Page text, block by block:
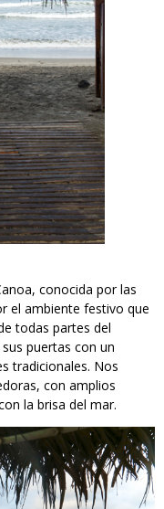
conocida por las
el ambiente festivo que
todas partes del
puertas con un
tradicionales. Nos
con amplios
la brisa del mar.